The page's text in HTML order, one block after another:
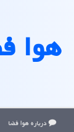
هوا
درباره هوا فضا